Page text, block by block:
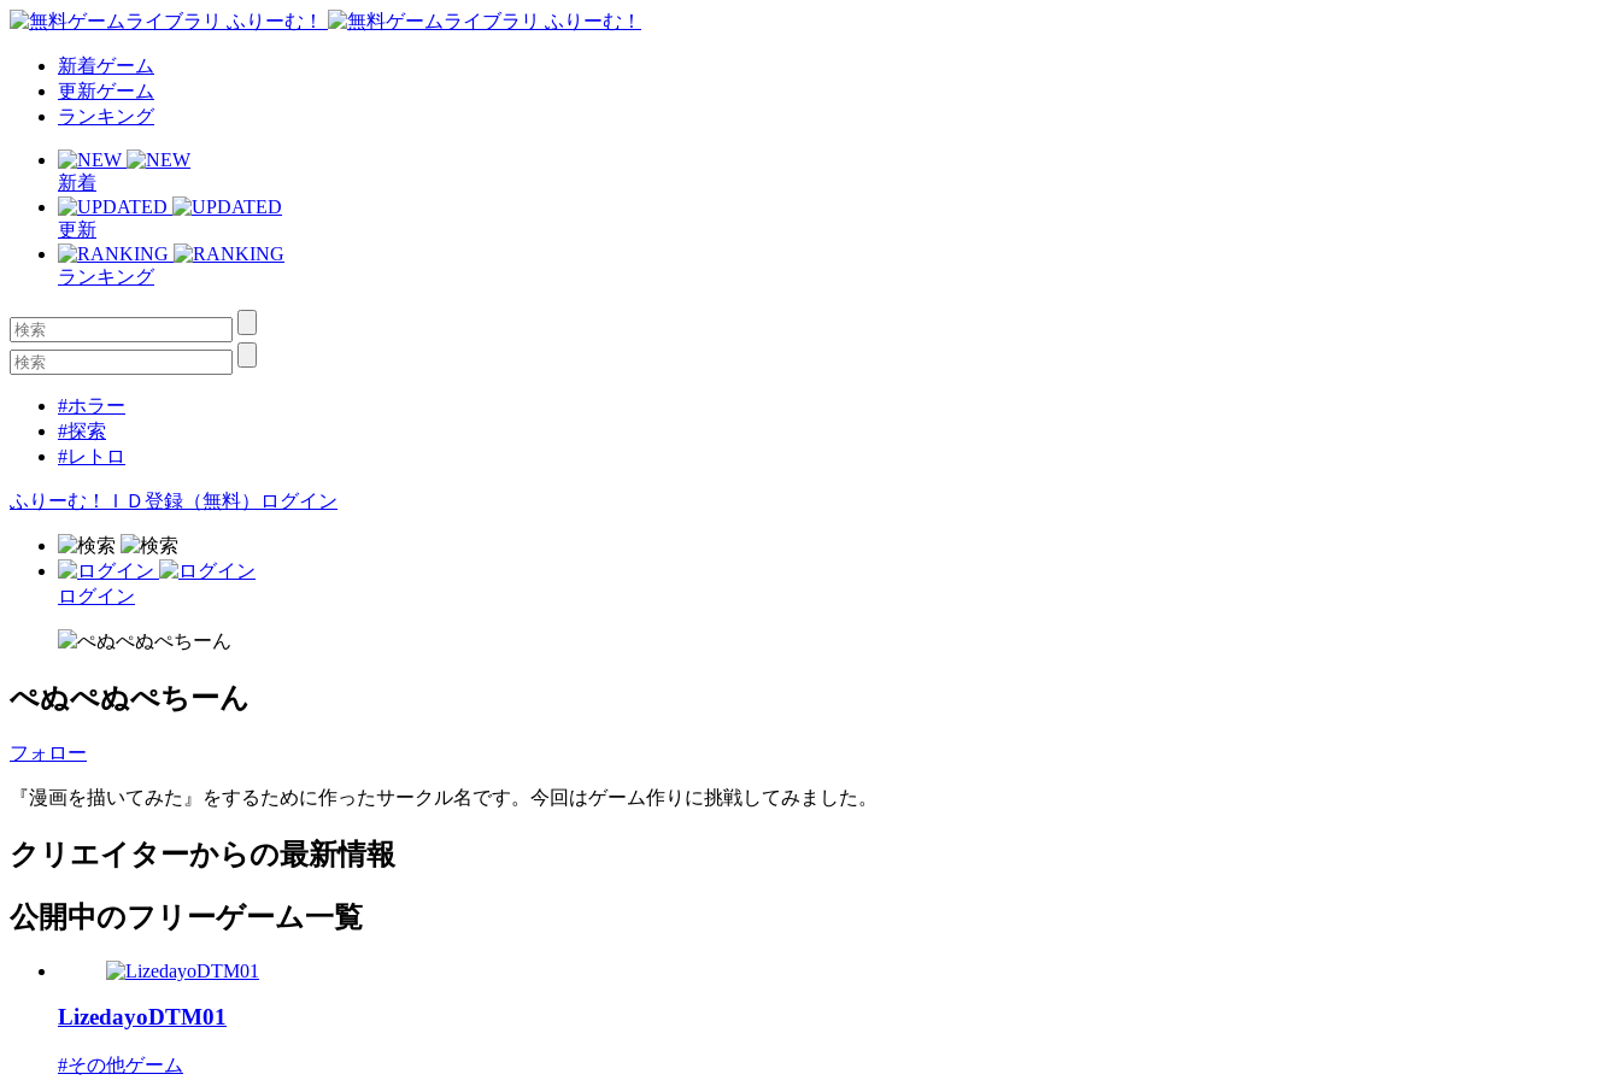
新着ゲーム
更新ゲーム
ランキング
新着
更新
ランキング
#ホラー
#探索
#レトロ
ふりーむ！ＩＤ登録（無料） ログイン
ログイン
ぺぬぺぬぺちーん
フォロー
『漫画を描いてみた』をするために作ったサークル名です。今回はゲーム作りに挑戦してみました。
クリエイターからの最新情報
公開中のフリーゲーム一覧
LizedayoDTM01
#その他ゲーム